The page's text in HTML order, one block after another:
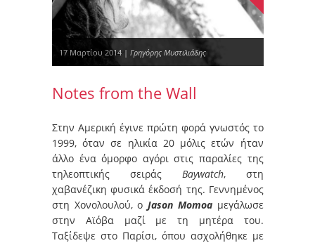
17 Μαρτίου 2014 | Γρηγόρης Μυστιλιάδης
Notes from the Wall
Στην Αμερική έγινε πρώτη φορά γνωστός το
1999, όταν σε ηλικία 20 μόλις ετών ήταν
άλλο ένα όμορφο αγόρι στις παραλίες της
τηλεοπτικής σειράς Baywatch, στη
χαβανέζικη φυσικά έκδοσή της. Γεννημένος
στη Χονολουλού, οJason Momoaμεγάλωσε
στην Αϊόβα μαζί με τη μητέρα του.
Ταξίδεψε στο Παρίσι, όπου ασχολήθηκε με